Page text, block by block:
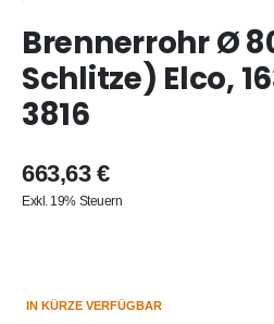
Anfang
Bildergalerie
springen
Brennerrohr Ø
Schlitze) Elco,
3816
663,63 €
Exkl. 19% Steuern
IN KÜRZE VERFÜGBAR